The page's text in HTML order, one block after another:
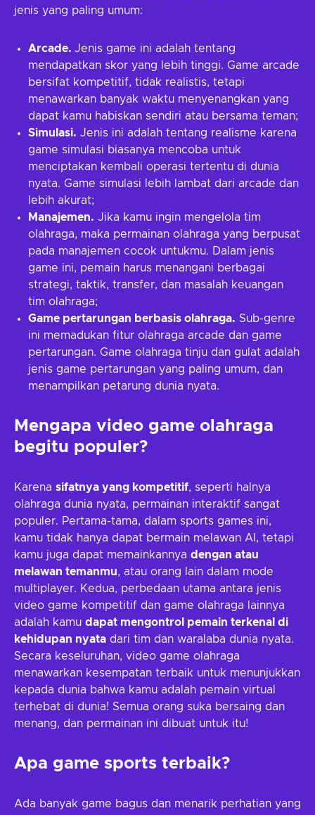
jenis yang paling umum:
Arcade. Jenis game ini adalah tentang
mendapatkan skor yang lebih tinggi. Game arcade
bersifat kompetitif, tidak realistis, tetapi
menawarkan banyak waktu menyenangkan yang
dapat kamu habiskan sendiri atau bersama teman;
Simulasi. Jenis ini adalah tentang realisme karena
game simulasi biasanya mencoba untuk
menciptakan kembali operasi tertentu di dunia
nyata. Game simulasi lebih lambat dari arcade dan
lebih akurat;
Manajemen. Jika kamu ingin mengelola tim
olahraga, maka permainan olahraga yang berpusat
pada manajemen cocok untukmu. Dalam jenis
game ini, pemain harus menangani berbagai
strategi, taktik, transfer, dan masalah keuangan
tim olahraga;
Game pertarungan berbasis olahraga. Sub-genre
ini memadukan fitur olahraga arcade dan game
pertarungan. Game olahraga tinju dan gulat adalah
jenis game pertarungan yang paling umum, dan
menampilkan petarung dunia nyata.
Mengapa video game olahraga
begitu populer?
Karena sifatnya yang kompetitif, seperti halnya
olahraga dunia nyata, permainan interaktif sangat
populer. Pertama-tama, dalam sports games ini,
kamu tidak hanya dapat bermain melawan AI, tetapi
kamu juga dapat memainkannya dengan atau
melawan temanmu, atau orang lain dalam mode
multiplayer. Kedua, perbedaan utama antara jenis
video game kompetitif dan game olahraga lainnya
adalah kamu dapat mengontrol pemain terkenal di
kehidupan nyata dari tim dan waralaba dunia nyata.
Secara keseluruhan, video game olahraga
menawarkan kesempatan terbaik untuk menunjukkan
kepada dunia bahwa kamu adalah pemain virtual
terhebat di dunia! Semua orang suka bersaing dan
menang, dan permainan ini dibuat untuk itu!
Apa game sports terbaik?
Ada banyak game bagus dan menarik perhatian yang